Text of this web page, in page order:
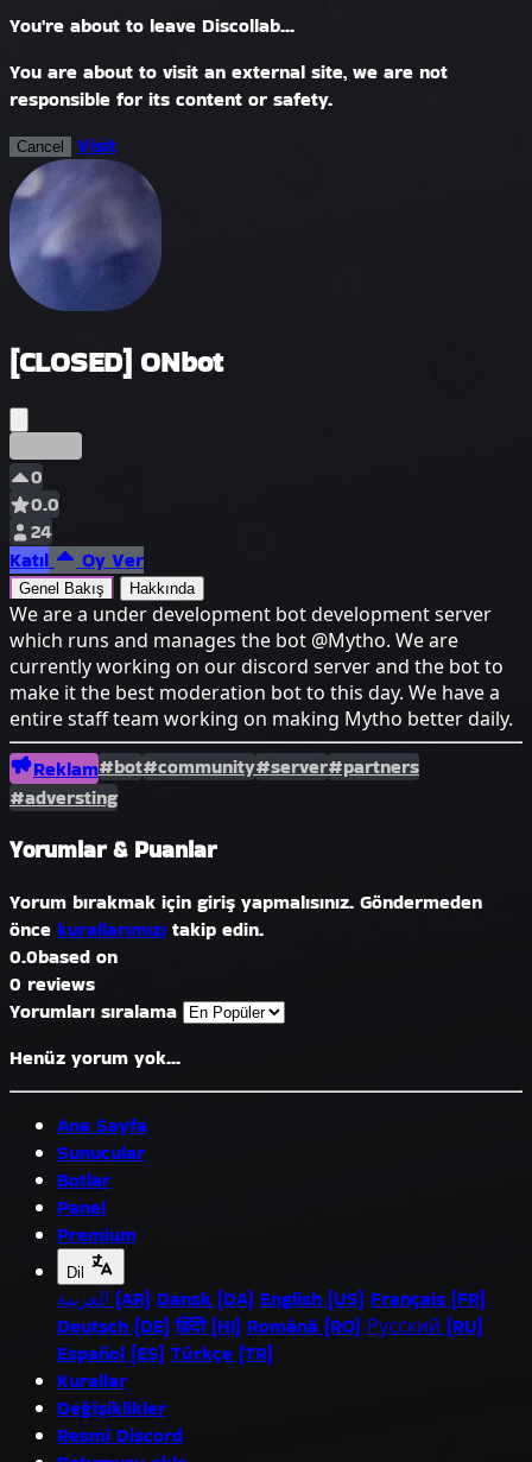
You're about to leave Discollab...
You are about to visit an external site, we are not
responsible for its content or safety.
Cancel Visit
[CLOSED] ONbot
0
0.0
24
Katıl
Oy Ver
Genel Bakış Hakkında
We are a under development bot development server
which runs and manages the bot @Mytho. We are
currently working on our discord server and the bot to
make it the best moderation bot to this day. We have a
entire staff team working on making Mytho better daily.
Reklam#bot#community#server#partners
#adversting
Yorumlar & Puanlar
Yorum bırakmak için giriş yapmalısınız. Göndermeden
önce kurallarımızı takip edin.
0.0based on
0 reviews
Yorumları sıralama
Henüz yorum yok...
Ana Sayfa
Sunucular
Botlar
Panel
Premium
Dil
العربية (AR) Dansk (DA) English (US) Français (FR)
Deutsch (DE) हिंदी (HI) Română (RO) Русский (RU)
Español (ES) Türkçe (TR)
Kurallar
Değişiklikler
Resmî Discord